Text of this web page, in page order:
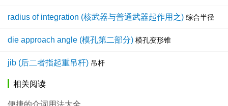
radius of integration (核武器与普通武器起作用之) 综合半径
die approach angle (模孔第二部分) 模孔变形锥
jib (后二者指起重吊杆) 吊杆
相关阅读